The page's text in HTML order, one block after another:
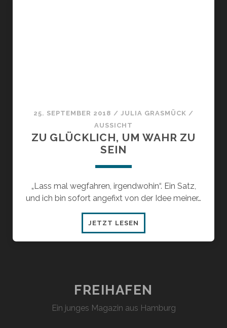
25. SEPTEMBER 2018 / JULIA GRASMÜCK /
AUSSICHT
ZU GLÜCKLICH, UM WAHR ZU
SEIN
„Lass mal wegfahren, irgendwohin“. Ein Satz,
und ich bin sofort angefixt von der Idee meiner…
JETZT LESEN
GLÜCKLICH,
FREIHAFEN
Ein junges Magazin aus Hamburg